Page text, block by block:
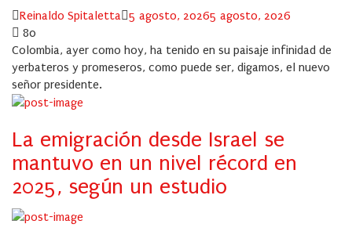
Author
Reinaldo Spitaletta Posted
5 agosto, 20265 agosto, 2026
80
Colombia, ayer como hoy, ha tenido en su paisaje infinidad de
yerbateros y promeseros, como puede ser, digamos, el nuevo
señor presidente.
La emigración desde Israel se
mantuvo en un nivel récord en
2025, según un estudio